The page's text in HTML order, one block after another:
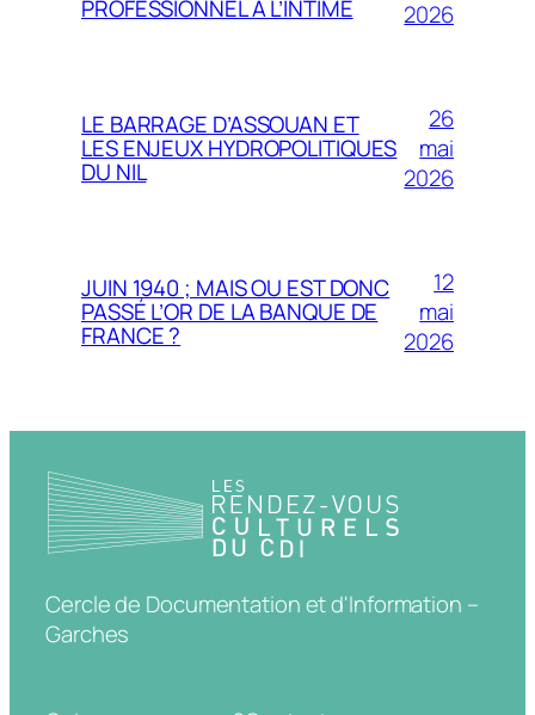
PROFESSIONNEL À L’INTIME
2026
LE BARRAGE D’ASSOUAN ET
LES ENJEUX HYDROPOLITIQUES
DU NIL
26
mai
2026
JUIN 1940 ; MAIS OU EST DONC
PASSÉ L’OR DE LA BANQUE DE
FRANCE ?
12
mai
2026
Cercle de Documentation et d'Information –
Garches